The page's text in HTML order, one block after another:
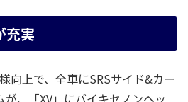
充実
向上で、全車にSRSサイド&カー
、「XV」にバイキセノンヘッ